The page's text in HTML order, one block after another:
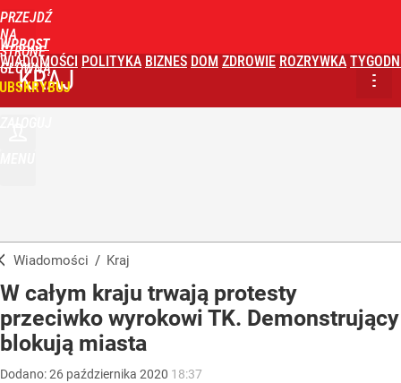
PRZEJDŹ
NA
STRONĘ
GŁÓWNĄ
WPROST
WIADOMOŚCI POLITYKA BIZNES DOM ZDROWIE ROZRYWKA
KRAJ
Wiadomości / Kraj
W całym kraju trwają protesty
przeciwko wyrokowi TK. Demonstrujący
blokują miasta
Dodano:26 października 2020 18:37